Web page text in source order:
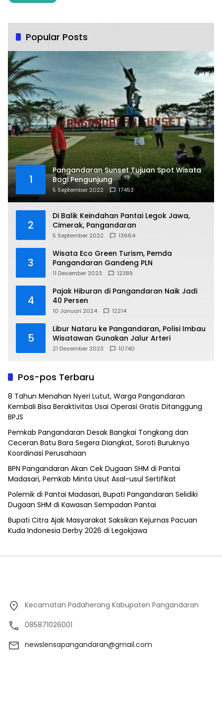
Popular Posts
1
Pangandaran Sunset Tujuan Spot Wisata
Bagi Pengunjung
5 September 2022 17453
2
Di Balik Keindahan Pantai Legok Jawa,
Cimerak, Pangandaran
5 September 2022 13664
3
Wisata Eco Green Turism, Pemda
Pangandaran Gandeng PLN
11 Desember 2023 12389
4
Pajak Hiburan di Pangandaran Naik Jadi
40 Persen
10 Januari 2024 12214
5
Libur Nataru ke Pangandaran, Polisi Imbau
Wisatawan Gunakan Jalur Arteri
21 Desember 2023 10740
Pos-pos Terbaru
8 Tahun Menahan Nyeri Lutut, Warga Pangandaran
Kembali Bisa Beraktivitas Usai Operasi Gratis Ditanggung
BPJS
Pemkab Pangandaran Desak Bangkai Tongkang dan
Ceceran Batu Bara Segera Diangkat, Soroti Buruknya
Koordinasi Perusahaan
BPN Pangandaran Akan Cek Dugaan SHM di Pantai
Madasari, Pemkab Minta Usut Asal-usul Sertifikat
Polemik di Pantai Madasari, Bupati Pangandaran Selidiki
Dugaan SHM di Kawasan Sempadan Pantai
Bupati Citra Ajak Masyarakat Saksikan Kejurnas Pacuan
Kuda Indonesia Derby 2026 di Legokjawa
Kecamatan Padaherang Kabupaten Pangandaran
085871026001
newslensapangandaran@gmail.com